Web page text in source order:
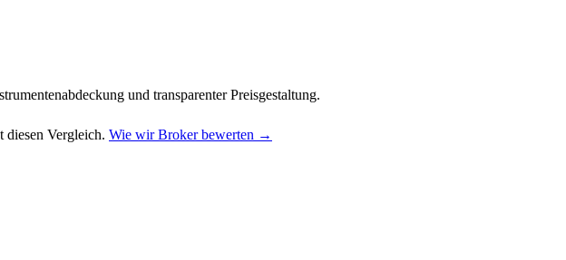
und transparenter Preisgestaltung.
Vergleich. Wie wir Broker bewerten →